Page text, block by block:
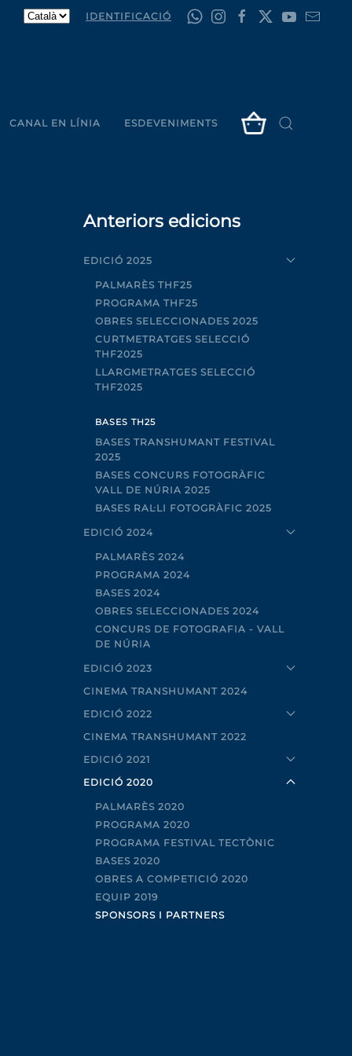
IDENTIFICACIÓ
CANAL EN LÍNIA ESDEVENIMENTS
Anteriors edicions
EDICIÓ 2025
PALMARÈS THF25
PROGRAMA THF25
OBRES SELECCIONADES 2025
CURTMETRATGES SELECCIÓ
THF2025
LLARGMETRATGES SELECCIÓ
THF2025
BASES TH25
BASES TRANSHUMANT FESTIVAL
2025
BASES CONCURS FOTOGRÀFIC
VALL DE NÚRIA 2025
BASES RAL·LI FOTOGRÀFIC 2025
EDICIÓ 2024
PALMARÈS 2024
PROGRAMA 2024
BASES 2024
OBRES SELECCIONADES 2024
CONCURS DE FOTOGRAFIA - VALL
DE NÚRIA
EDICIÓ 2023
CINEMA TRANSHUMANT 2024
EDICIÓ 2022
CINEMA TRANSHUMANT 2022
EDICIÓ 2021
EDICIÓ 2020
PALMARÈS 2020
PROGRAMA 2020
PROGRAMA FESTIVAL TECTÒNIC
BASES 2020
OBRES A COMPETICIÓ 2020
EQUIP 2019
SPONSORS I PARTNERS